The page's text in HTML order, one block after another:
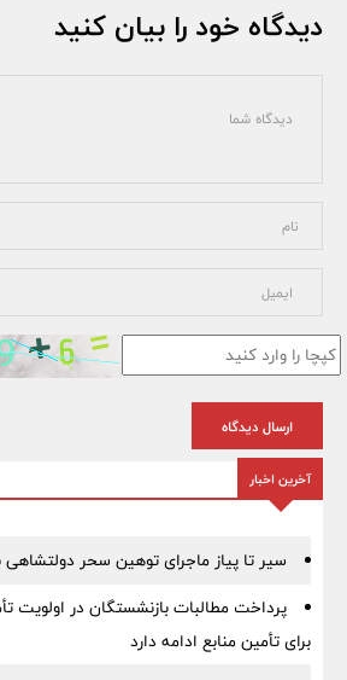
دیدگاه خود را بیان کنید
ارسال دیدگاه
آخرین اخبار
سیر تا پیاز ماجرای توهین سحر دولتشاهی
پرداخت مطالبات بازنشستگان در اولویت
برای تأمین منابع ادامه دارد